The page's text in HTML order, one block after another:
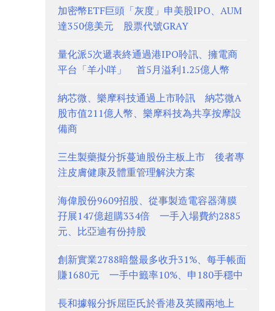
加密幣ETF巨頭「灰度」申美股IPO、AUM
達350億美元 股票代號GRAY
量化派5次遞表終通過港IPO聆訊、擁電商
平台「羊小咩」 首5月溢利1.25億人幣
納芯微、樂摩科技通過上市聆訊 納芯微A
股市值211億人幣、樂摩科技為共享按摩設
備商
三生製藥擬分拆蔓迪股份主板上市 後者專
注皮膚健康及體重管理解決方案
海偉股份9609招股、從事製造電容器薄膜
孖展147億超購334倍 一手入場費約2885
元、比亞迪有份持股
創新實業2788暗盤最多收升31%、每手帳面
賺1680元 一手中籤率10%、申180手穩中
長和據報分拆屈臣氏於香港及英國兩地上